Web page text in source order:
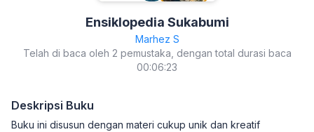
Ensiklopedia Sukabumi
Marhez S
Telah di baca oleh 2 pemustaka, dengan total durasi baca
00:06:23
Deskripsi Buku
Buku ini disusun dengan materi cukup unik dan kreatif